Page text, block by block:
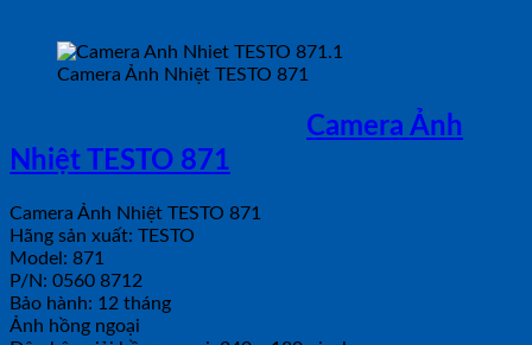
Camera Ảnh Nhiệt TESTO 871
Camera Ảnh
Nhiệt TESTO 871
Camera Ảnh Nhiệt TESTO 871
Hãng sản xuất: TESTO
Model: 871
P/N: 0560 8712
Bảo hành: 12 tháng
Ảnh hồng ngoại